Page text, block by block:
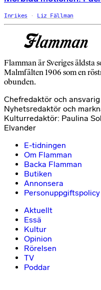
Inrikes Liz Fällman
Flamman är Sveriges äldsta
Malmfälten 1906 som en
obunden.
Chefredaktör och
Nyhetsredaktör och
Kulturredaktör: Paulina
Elvander
E-tidningen
Om Flamman
Backa Flamman
Butiken
Annonsera
Personuppgiftspolicy
Aktuellt
Essä
Kultur
Opinion
Rörelsen
TV
Poddar